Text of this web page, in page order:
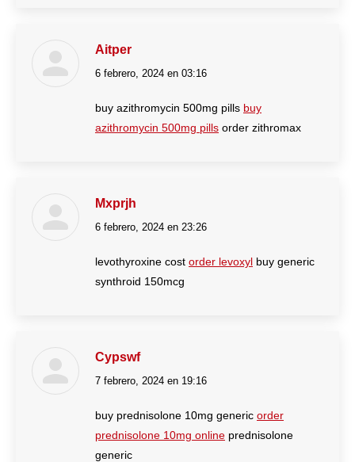
Aitper
dice:
6 febrero, 2024 en 03:16
buy azithromycin 500mg pills buy
azithromycin 500mg pills order zithromax
Mxprjh
dice:
6 febrero, 2024 en 23:26
levothyroxine cost order levoxyl buy generic
synthroid 150mcg
Cypswf
dice:
7 febrero, 2024 en 19:16
buy prednisolone 10mg generic order
prednisolone 10mg online prednisolone
generic